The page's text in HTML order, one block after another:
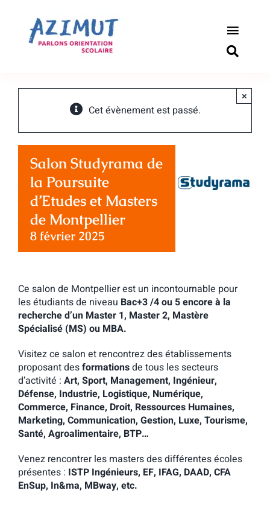
contenu
Toggle
Outils
Cet évènement est passé.
×
Salon Studyrama de
la Poursuite
d’Etudes et Masters
de Montpellier
8 février 2025
Ce salon de Montpellier est un incontournable pour
les étudiants de niveau Bac+3 /4 ou 5 encore à la
recherche d’un Master 1, Master 2, Mastère
Spécialisé (MS) ou MBA.
Visitez ce salon et rencontrez des établissements
proposant desformationsde tous les secteurs
d’activité : Art, Sport, Management, Ingénieur,
Défense, Industrie, Logistique, Numérique,
Commerce, Finance, Droit, Ressources Humaines,
Marketing, Communication, Gestion, Luxe, Tourisme,
Santé, Agroalimentaire, BTP…
Venez rencontrer les masters des différentes écoles
présentes : ISTP Ingénieurs, EF, IFAG, DAAD, CFA
EnSup, In&ma, MBway, etc.